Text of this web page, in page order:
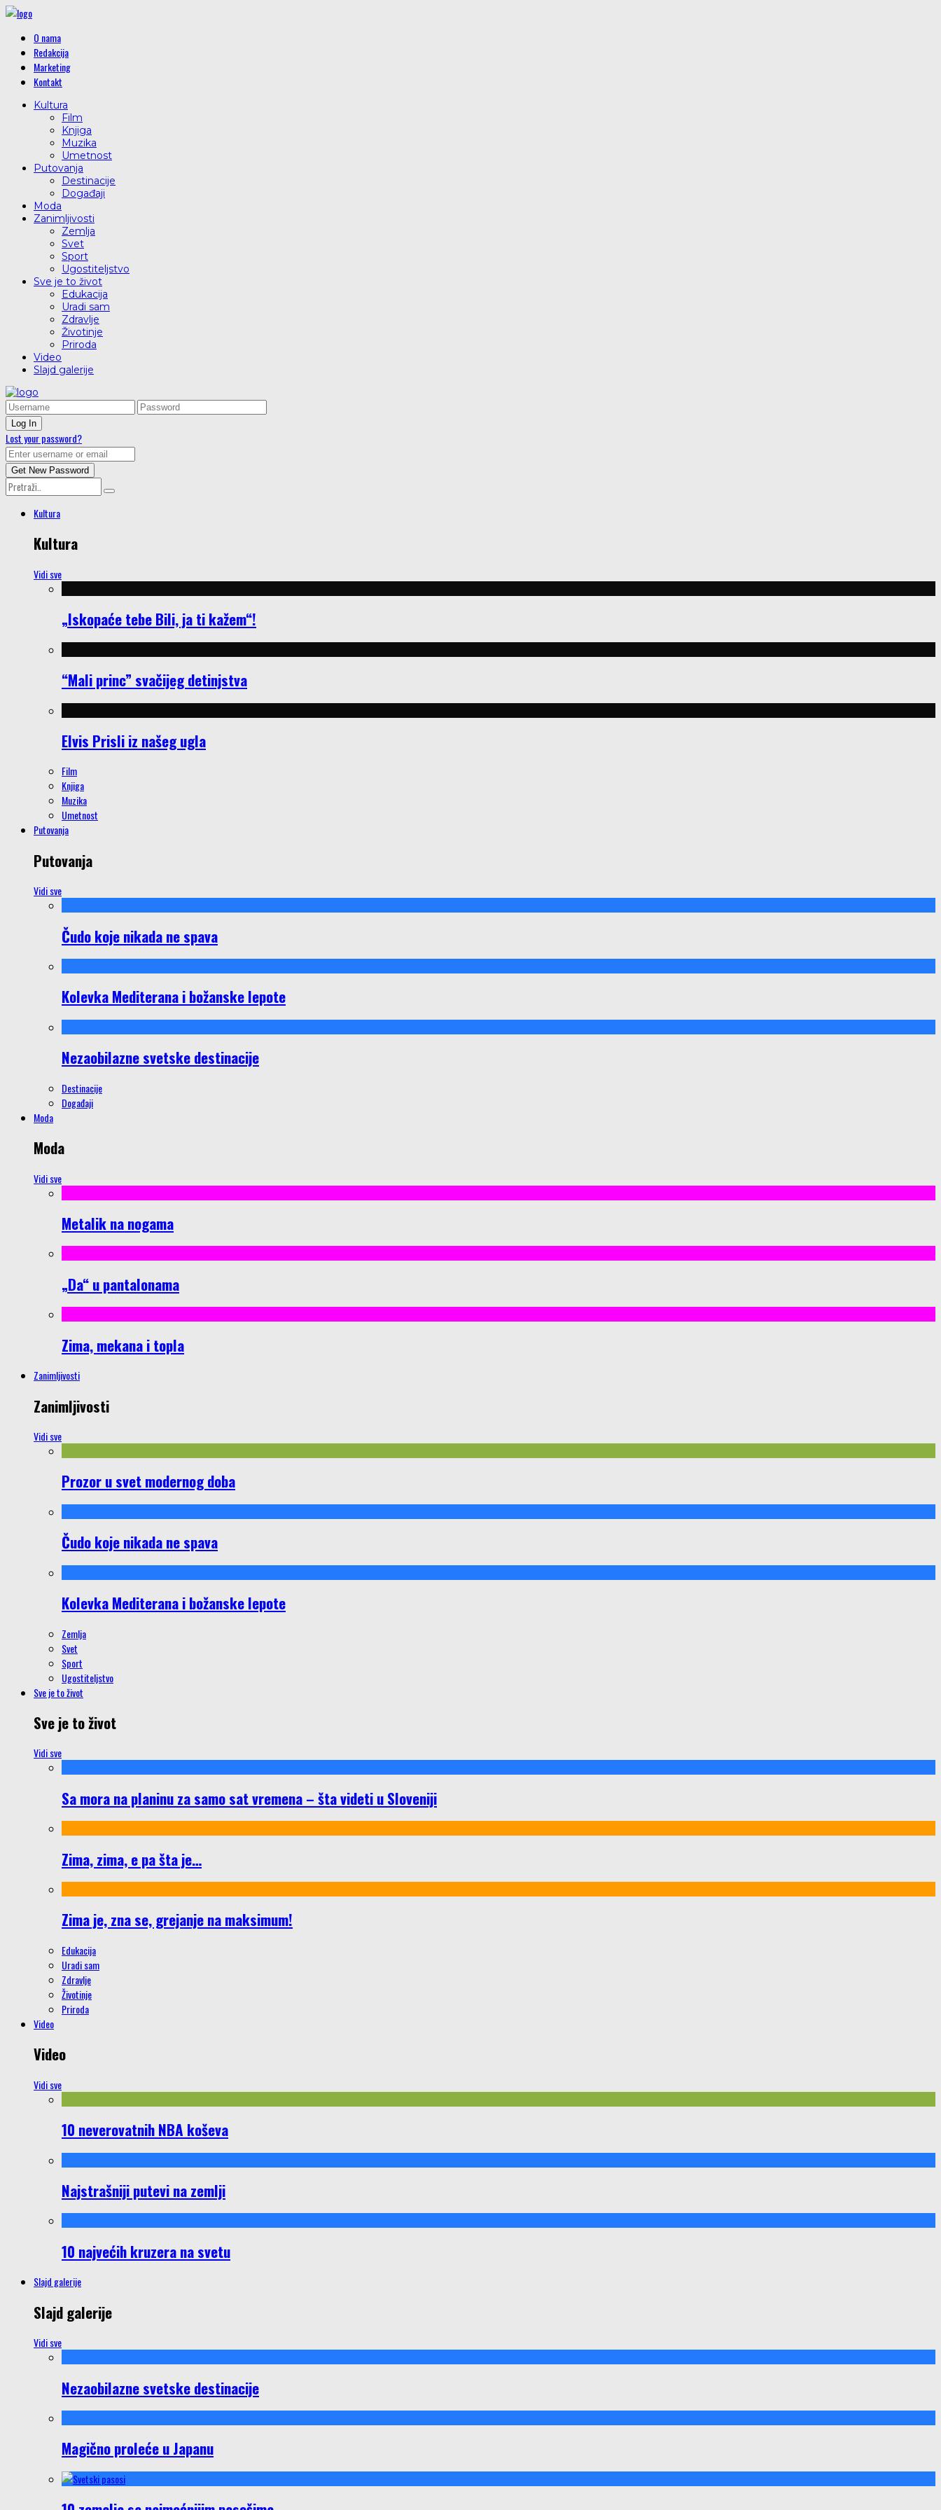
O nama
Redakcija
Marketing
Kontakt
Kultura
Film
Knjiga
Muzika
Umetnost
Putovanja
Destinacije
Događaji
Moda
Zanimljivosti
Zemlja
Svet
Sport
Ugostiteljstvo
Sve je to život
Edukacija
Uradi sam
Zdravlje
Životinje
Priroda
Video
Slajd galerije
Lost your password?
Kultura
Kultura
Vidi sve
„Iskopaće tebe Bili, ja ti kažem“!
“Mali princ” svačijeg detinjstva
Elvis Prisli iz našeg ugla
Film
Knjiga
Muzika
Umetnost
Putovanja
Putovanja
Vidi sve
Čudo koje nikada ne spava
Kolevka Mediterana i božanske lepote
Nezaobilazne svetske destinacije
Destinacije
Događaji
Moda
Moda
Vidi sve
Metalik na nogama
„Da“ u pantalonama
Zima, mekana i topla
Zanimljivosti
Zanimljivosti
Vidi sve
Prozor u svet modernog doba
Čudo koje nikada ne spava
Kolevka Mediterana i božanske lepote
Zemlja
Svet
Sport
Ugostiteljstvo
Sve je to život
Sve je to život
Vidi sve
Sa mora na planinu za samo sat vremena – šta videti u Sloveniji
Zima, zima, e pa šta je…
Zima je, zna se, grejanje na maksimum!
Edukacija
Uradi sam
Zdravlje
Životinje
Priroda
Video
Video
Vidi sve
10 neverovatnih NBA koševa
Najstrašniji putevi na zemlji
10 najvećih kruzera na svetu
Slajd galerije
Slajd galerije
Vidi sve
Nezaobilazne svetske destinacije
Magično proleće u Japanu